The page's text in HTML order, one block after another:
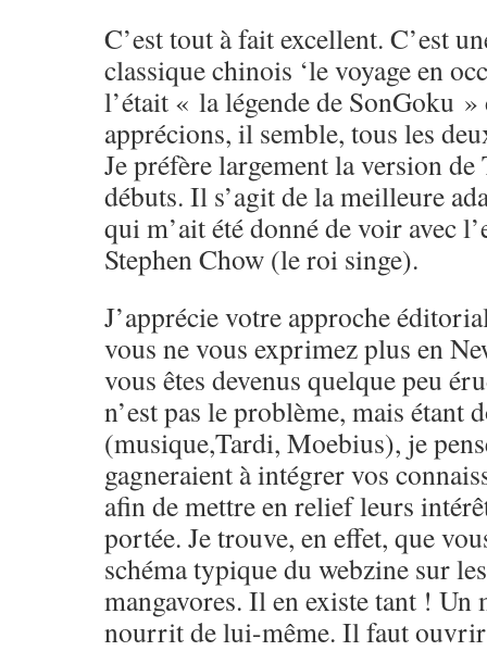
C’est tout à fait excellent. C’est
classique chinois ‘le voyage en
l’était « la légende de SonGoku »
apprécions, il semble, tous les
Je préfère largement la version de
débuts. Il s’agit de la meilleure
qui m’ait été donné de voir avec
Stephen Chow (le roi singe).
J’apprécie votre approche
vous ne vous exprimez plus en
vous êtes devenus quelque peu
n’est pas le problème, mais étant
(musique,Tardi, Moebius), je
gagneraient à intégrer vos
afin de mettre en relief leurs
portée. Je trouve, en effet, que
schéma typique du webzine sur
mangavores. Il en existe tant ! Un
nourrit de lui-même. Il faut